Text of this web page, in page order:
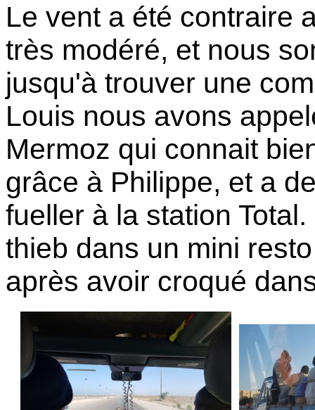
Le vent a été contraire
très modéré, et nous
jusqu'à trouver une
Louis nous avons
Mermoz qui connait
grâce à Philippe, et a
fueller à la station
thieb dans un mini
après avoir croqué